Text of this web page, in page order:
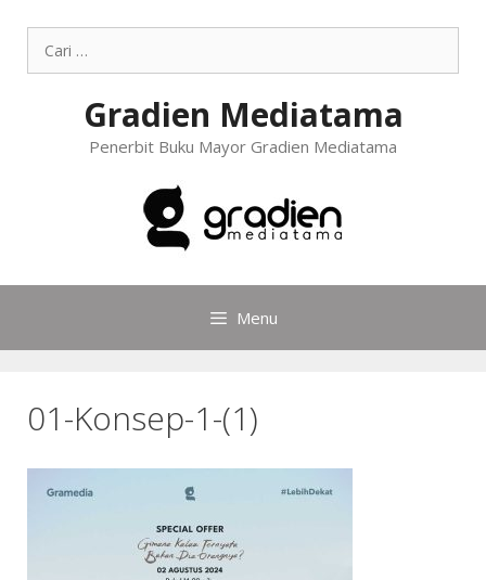
Gradien Mediatama
Penerbit Buku Mayor Gradien Mediatama
Menu
01-Konsep-1-(1)